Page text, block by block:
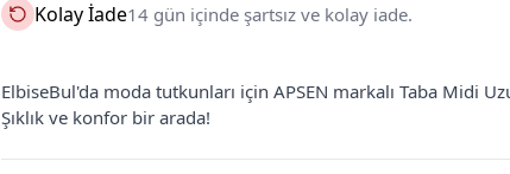
Kolay İade14 gün içinde şartsız ve kolay iade.
ElbiseBul'da moda tutkunları için APSEN markalı Taba Midi
Şıklık ve konfor bir arada!